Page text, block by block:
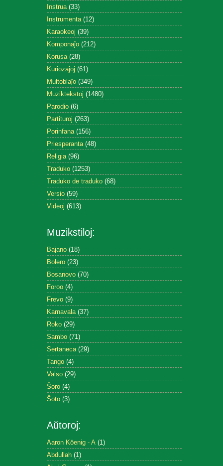
Instrua (33)
Instrumenta (12)
Karaokeoj (39)
Komponaĵo (212)
Korusa (28)
Kuriozaĵoj (61)
Multoblaĵo (349)
Muziktekstoj (1480)
Parodio (6)
Partituroj (263)
Porinfana (156)
Priesperanta (48)
Religia (96)
Traduko (1253)
Traduko de traduko (68)
Versio (59)
Videoj (613)
Muzikstiloj:
Bajano (18)
Bolero (23)
Bosanovo (70)
Foroo (4)
Frevo (9)
Karnavala (37)
Roko (29)
Sambo (71)
Sertaneca (29)
Tango (4)
Valso (29)
Ŝoro (4)
Ŝoto (3)
Aŭtoroj:
Aaron Köenig - A (1)
Abdullah (1)